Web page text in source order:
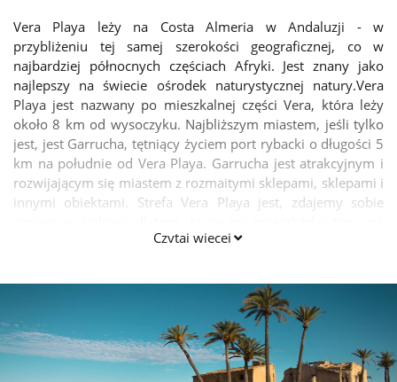
Vera Playa leży na Costa Almeria w Andaluzji - w
przybliżeniu tej samej szerokości geograficznej, co w
najbardziej północnych częściach Afryki. Jest znany jako
najlepszy na świecie ośrodek naturystycznej natury.Vera
Playa jest nazwany po mieszkalnej części Vera, która leży
około 8 km od wysoczyku. Najbliższym miastem, jeśli tylko
jest, jest Garrucha, tętniący życiem port rybacki o długości 5
km na południe od Vera Playa. Garrucha jest atrakcyjnym i
rozwijającym się miastem z rozmaitymi sklepami, sklepami i
innymi obiektami. Strefa Vera Playa jest, zdajemy sobie
zewnątrz - nie ma punktów kontrolnych ani dużych
Ulice i bulwary w strefie to standardowe ulice - ludzie,
pieszo, samochody, pojazdy dostawcze, pracownicy
tymczasowi, kabiny, transporty i mentorzy, z których
korzystają. Hiszpańscy ludzie przybyli do naturyzmu - a nie
na Vera Playa - ale na licznych oficjalnych i nieformalnych
wodnicach. Większość 2 000 takich właściwości w strefie
Czytaj więcej